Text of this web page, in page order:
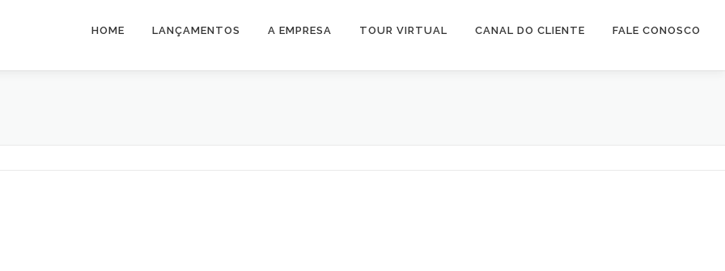
HOME LANÇAMENTOS A EMPRESA TOUR VIRTUAL CANAL DO CLIENTE FALE CONOSCO